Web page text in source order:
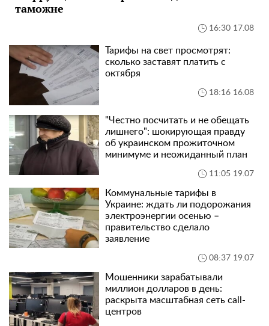
таможне
16:30 17.08
Тарифы на свет просмотрят:
сколько заставят платить с
октября
18:16 16.08
"Честно посчитать и не обещать
лишнего": шокирующая правду
об украинском прожиточном
минимуме и неожиданный план
11:05 19.07
Коммунальные тарифы в
Украине: ждать ли подорожания
электроэнергии осенью –
правительство сделало
заявление
08:37 19.07
Мошенники зарабатывали
миллион долларов в день:
раскрыта масштабная сеть call-
центров